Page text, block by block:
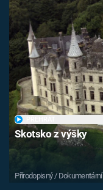
Skotsko z výšky
Přírodopisný / Dokumentární